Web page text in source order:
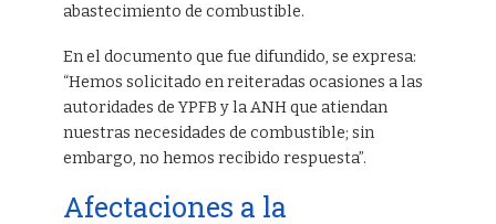
abastecimiento de combustible.
En el documento que fue difundido, se expresa:
“Hemos solicitado en reiteradas ocasiones a las
autoridades de YPFB y la ANH que atiendan
nuestras necesidades de combustible; sin
embargo, no hemos recibido respuesta”.
Afectaciones a la